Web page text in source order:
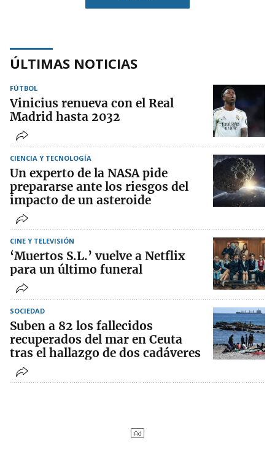
ÚLTIMAS NOTICIAS
FÚTBOL
Vinicius renueva con el Real
Madrid hasta 2032
CIENCIA Y TECNOLOGÍA
Un experto de la NASA pide
prepararse ante los riesgos del
impacto de un asteroide
CINE Y TELEVISIÓN
‘Muertos S.L.’ vuelve a Netflix
para un último funeral
SOCIEDAD
Suben a 82 los fallecidos
recuperados del mar en Ceuta
tras el hallazgo de dos cadáveres